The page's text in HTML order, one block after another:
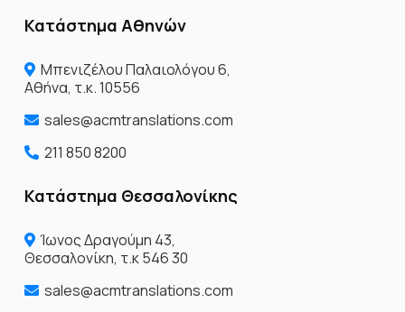
Κατάστημα Αθηνών
Μπενιζέλου Παλαιολόγου 6,
Αθήνα, τ.κ. 10556
sales@acmtranslations.com
211 850 8200
Κατάστημα Θεσσαλονίκης
Ίωνος Δραγoύμη 43,
Θεσσαλονίκη, τ.κ 546 30
sales@acmtranslations.com